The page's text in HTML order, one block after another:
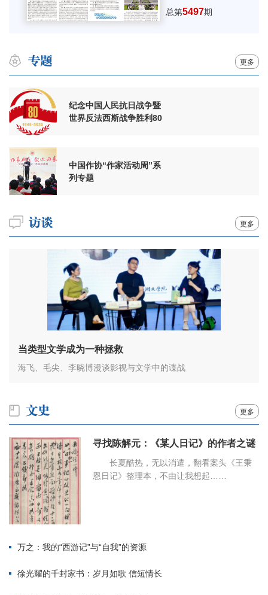
总第5497期
更多
纪念中国人民抗日战争暨
世界反法西斯战争胜利80
中国作协“作家活动周”系
列专题
更多
当类型文学成为一种拯救
海飞、毛尖、李晓博漫谈影视与文学中的谍战
更多
寻找陈解元：《某人日记》的作者之谜
长夏酷热，无以消遣，翻看案头《王秉
恩日记》整理本，不由让我想起……
万之：我的“西游记”与“自我”的资源
徐光耀的千封家书：岁月如歌 信短情长